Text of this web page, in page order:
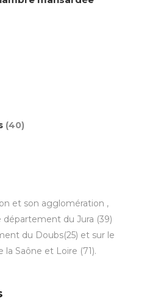
(40)
et son agglomération ,
département du Jura (39)
du Doubs(25) et sur le
Saône et Loire (71).